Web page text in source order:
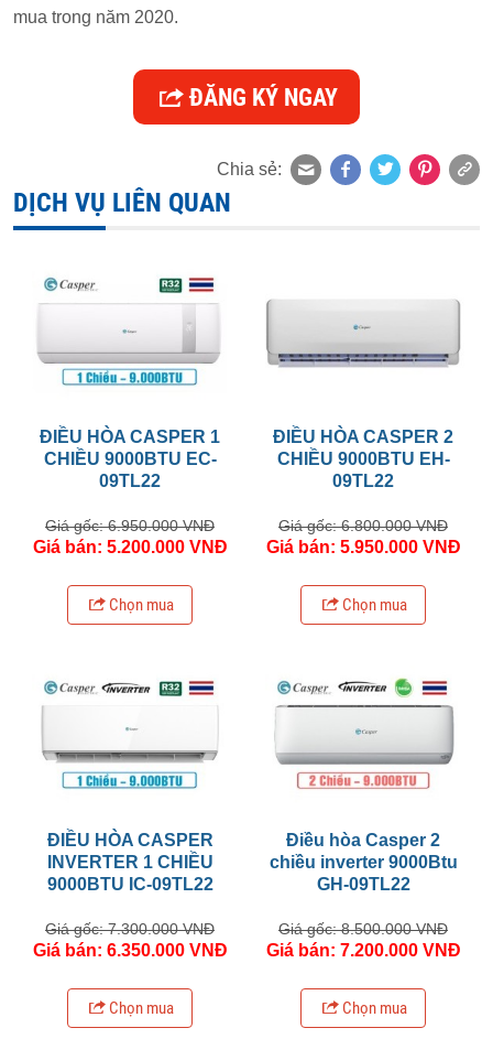
mua trong năm 2020.
ĐĂNG KÝ NGAY
Chia sẻ:
DỊCH VỤ LIÊN QUAN
ĐIỀU HÒA CASPER 1
CHIỀU 9000BTU EC-
09TL22
Giá gốc: 6.950.000 VNĐ
Giá bán: 5.200.000 VNĐ
Chọn mua
ĐIỀU HÒA CASPER 2
CHIỀU 9000BTU EH-
09TL22
Giá gốc: 6.800.000 VNĐ
Giá bán: 5.950.000 VNĐ
Chọn mua
ĐIỀU HÒA CASPER
INVERTER 1 CHIỀU
9000BTU IC-09TL22
Giá gốc: 7.300.000 VNĐ
Giá bán: 6.350.000 VNĐ
Chọn mua
Điều hòa Casper 2
chiều inverter 9000Btu
GH-09TL22
Giá gốc: 8.500.000 VNĐ
Giá bán: 7.200.000 VNĐ
Chọn mua